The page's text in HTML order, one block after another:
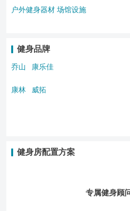
户外健身器材 场馆设施
健身品牌
乔山 康乐佳
康林 威拓
健身房配置方案
专属健身顾